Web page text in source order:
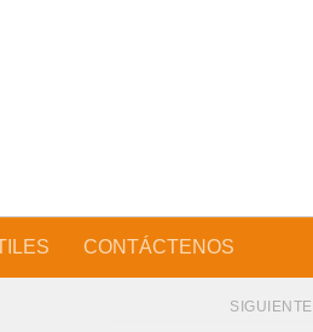
CONTÁCTENOS